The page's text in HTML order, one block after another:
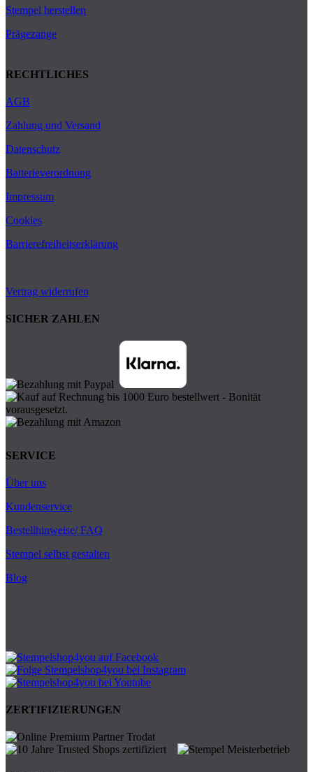
Stempel herstellen
Prägezange
RECHTLICHES
AGB
Zahlung und Versand
Datenschutz
Batterieverordnung
Impressum
Cookies
Barrierefreiheitserklärung
Vertrag widerrufen
SICHER ZAHLEN
SERVICE
Über uns
Kundenservice
Bestellhinweise/ FAQ
Stempel selbst gestalten
Blog
ZERTIFIZIERUNGEN